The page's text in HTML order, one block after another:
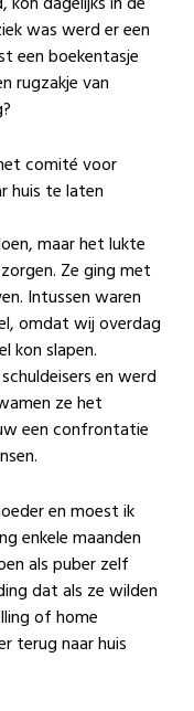
was werd er een
een boekentasje
rugzakje van
comité voor
huis te laten
maar het lukte
Ze ging met
Intussen waren
omdat wij overdag
kon slapen.
en werd
ze het
een confrontatie
en moest ik
enkele maanden
als puber zelf
dat als ze wilden
of home
terug naar huis